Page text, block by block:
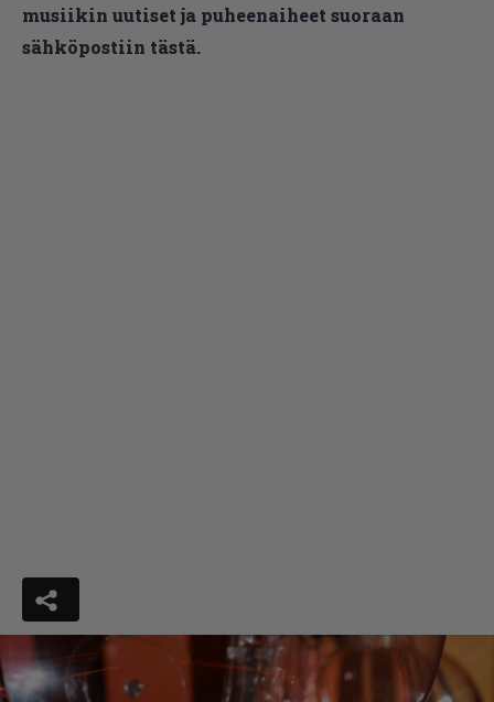
musiikin uutiset ja puheenaiheet suoraan
sähköpostiin tästä.